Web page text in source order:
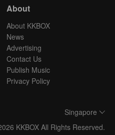
About
About KKBOX
News
Advertising
Contact Us
Publish Music
Privacy Policy
Singapore
KKBOX All Rights Reserved.